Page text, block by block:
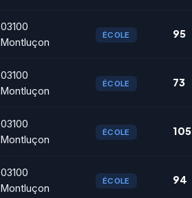
03100
Montluçon
ÉCOLE 95
03100
Montluçon
ÉCOLE 73
03100
Montluçon
ÉCOLE 105
03100
Montluçon
ÉCOLE 94